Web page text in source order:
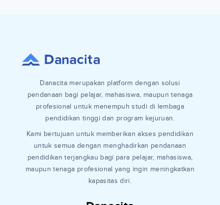
Danacita merupakan platform dengan solusi
pendanaan bagi pelajar, mahasiswa, maupun tenaga
profesional untuk menempuh studi di lembaga
pendidikan tinggi dan program kejuruan.
Kami bertujuan untuk memberikan akses pendidikan
untuk semua dengan menghadirkan pendanaan
pendidikan terjangkau bagi para pelajar, mahasiswa,
maupun tenaga profesional yang ingin meningkatkan
kapasitas diri.